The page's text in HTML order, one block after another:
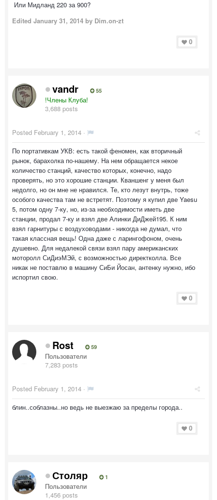
Или Мидланд 220 за 900?
Edited January 31, 2014 by Dim.on-zt
0
vandr 55
!Члены Клуба!
3,688 posts
Posted February 1, 2014 ·
По портативкам УКВ: есть такой феномен, как вторичный
рынок, барахолка по-нашему. На нем обращается некое
количество станций, качество которых, конечно, надо
проверять, но это хорошие станции. Кваншенг у меня был
недолго, но он мне не нравился. Те, кто лезут внутрь, тоже
особого качества там не встретят. Поэтому я купил две Yaesu
5, потом одну 7-ку, но, из-за необходимости иметь две
станции, продал 7-ку и взял две Алинки ДиДжей195. К ним
взял гарнитуры с воздуховодами - никогда не думал, что
такая классная вещь! Одна даже с ларингофоном, очень
душевно. Для недалекой связи взял пару американских
моторолл СиДиэМЭй, с возможностью директколла. Все
никак не поставлю в машину СиБи Йосан, антенку нужно, ибо
испортил свою.
0
Rost 59
Пользователи
7,283 posts
Posted February 1, 2014 ·
блин..соблазны..но ведь не выезжаю за пределы города..
0
Столяр 1
Пользователи
1,456 posts